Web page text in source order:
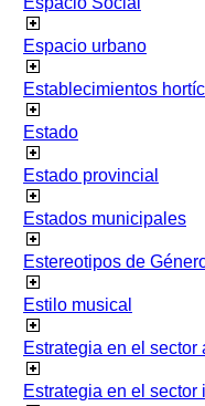
Espacio urbano
Establecimientos
Estado
Estado provincial
Estados municipales
Estereotipos de
Estilo musical
Estrategia en el sector
Estrategia en el sector